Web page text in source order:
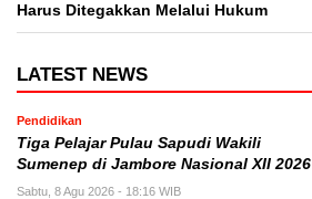
Harus Ditegakkan Melalui Hukum
LATEST NEWS
Pendidikan
Tiga Pelajar Pulau Sapudi Wakili
Sumenep di Jambore Nasional XII 2026
Sabtu, 8 Agu 2026 - 18:16 WIB